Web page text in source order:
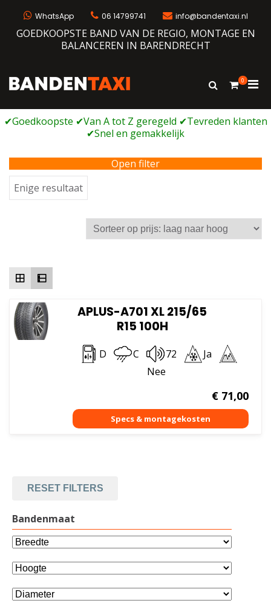
WhatsApp 06 14799741 info@bandentaxi.nl
GOEDKOOPSTE BAND VAN DE REGIO, MONTAGE EN
BALANCEREN IN BARENDRECHT
Bandengarage met eigen webshop
Toon
0
voor
Open filter
Enige resultaat
APLUS-A701 XL 215/65
R15 100H
D C 72
Ja
Nee
€71,00
RESET FILTERS
Bandenmaat